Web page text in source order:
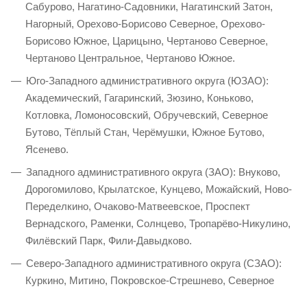
Сабурово, Нагатино-Садовники, Нагатинский Затон,
Нагорный, Орехово-Борисово Северное, Орехово-
Борисово Южное, Царицыно, Чертаново Северное,
Чертаново Центральное, Чертаново Южное.
Юго-Западного административного округа (ЮЗАО):
Академический, Гагаринский, Зюзино, Коньково,
Котловка, Ломоносовский, Обручевский, Северное
Бутово, Тёплый Стан, Черёмушки, Южное Бутово,
Ясенево.
Западного административного округа (ЗАО): Внуково,
Дорогомилово, Крылатское, Кунцево, Можайский, Ново-
Переделкино, Очаково-Матвеевское, Проспект
Вернадского, Раменки, Солнцево, Тропарёво-Никулино,
Филёвский Парк, Фили-Давыдково.
Северо-Западного административного округа (СЗАО):
Куркино, Митино, Покровское-Стрешнево, Северное